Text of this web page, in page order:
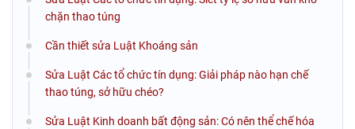
chặn thao túng
Cần thiết sửa Luật Khoáng sản
Sửa Luật Các tổ chức tín dụng: Giải pháp nào hạn chế
thao túng, sở hữu chéo?
Sửa Luật Kinh doanh bất động sản: Có nên thể chế hóa